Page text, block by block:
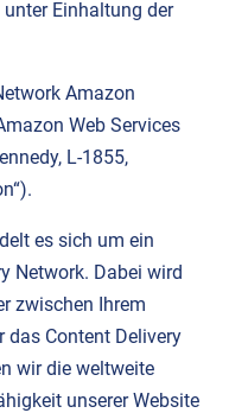
Einhaltung der
Amazon
Web Services
L-1855,
es sich um ein
Network. Dabei wird
zwischen Ihrem
das Content Delivery
wir die weltweite
unserer Website